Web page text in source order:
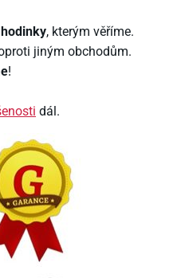
, kterým věříme.
jiným obchodům.
!
dál.